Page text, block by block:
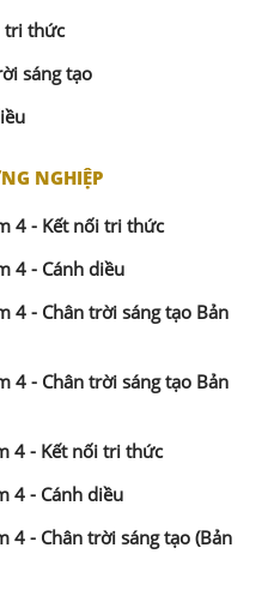
tri thức
sáng tạo
NGHIỆP
4 - Kết nối tri thức
4 - Cánh diều
4 - Chân trời sáng tạo Bản
4 - Chân trời sáng tạo Bản
4 - Kết nối tri thức
4 - Cánh diều
4 - Chân trời sáng tạo (Bản